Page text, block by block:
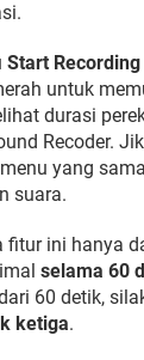
Start Recording
untuk
durasi
Recoder.
yang
suara.
fitur ini hanya
selama 60
60 detik,
ketiga.